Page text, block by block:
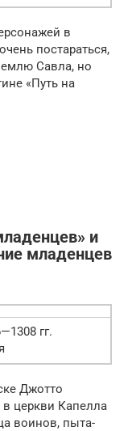
в
постараться,
Савла, но
«Путь на
и
младенцев
гг.
Джотто
церкви Капел­ла
воинов, пыта­